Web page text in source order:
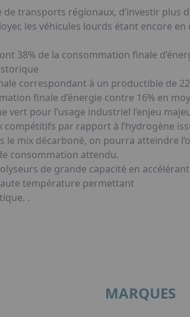
transports régionaux, d’investir plus
les véhicules lourds étant encore
38% de la consommation finale
correspondant à un productible de
finale d’énergie contre 16% en
vert pour l’usage industriel l’enjeu
par rapport à l’hydrogène
mix décarboné, on pourra atteindre
consommation attendu.
de grande capacité en
température permettant
.
MARQUES